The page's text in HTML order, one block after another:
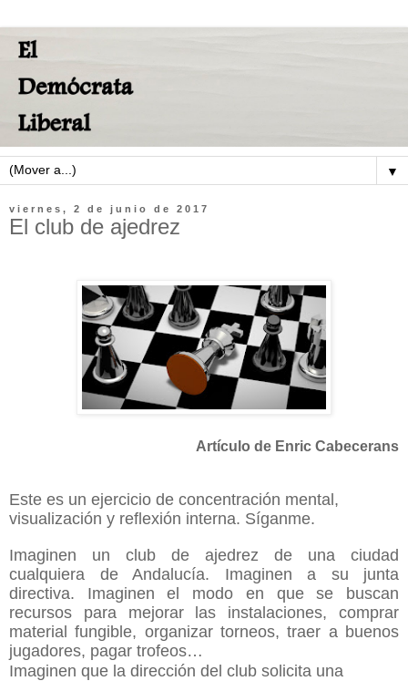
▼
viernes, 2 de junio de 2017
El club de ajedrez
Artículo de Enric Cabecerans
Este es un ejercicio de concentración mental,
visualización y reflexión interna. Síganme.
Imaginen un club de ajedrez de una ciudad
cualquiera de Andalucía. Imaginen a su junta
directiva. Imaginen el modo en que se buscan
recursos para mejorar las instalaciones, comprar
material fungible, organizar torneos, traer a buenos
jugadores, pagar trofeos…
Imaginen que la dirección del club solicita una